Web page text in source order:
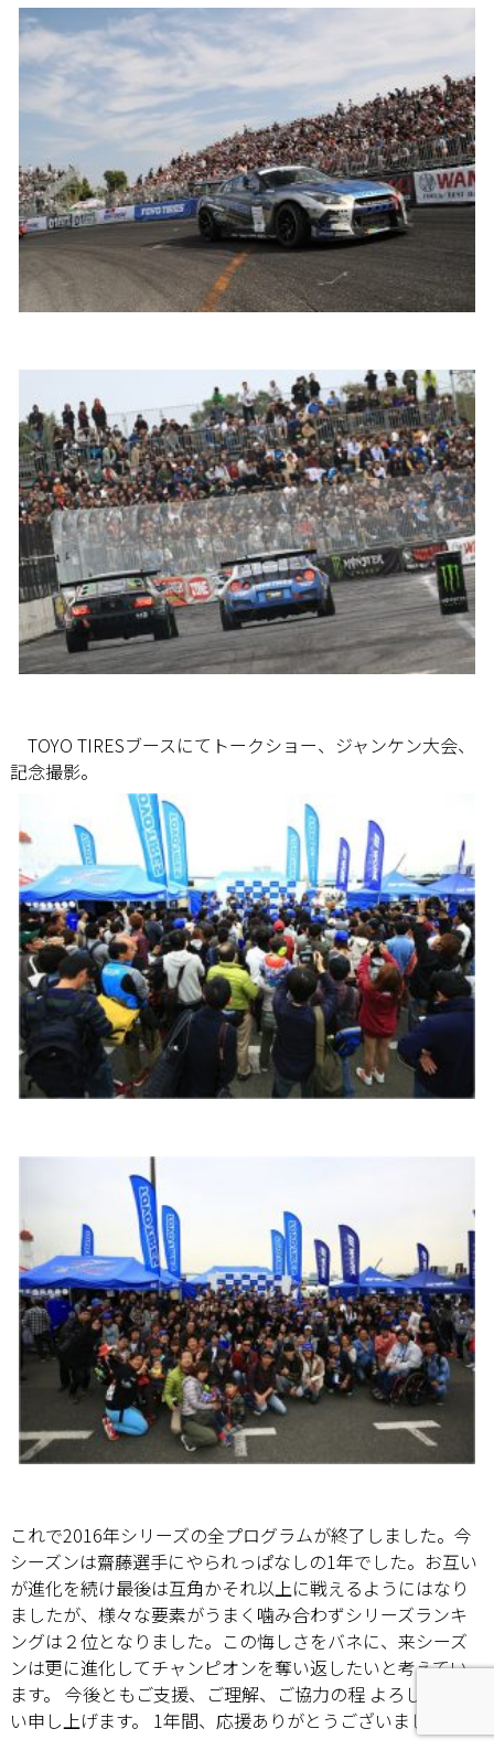
TOYO TIRESブースにてトークショー、ジャンケン大会、
記念撮影。
これで2016年シリーズの全プログラムが終了しました。今
シーズンは齋藤選手にやられっぱなしの1年でした。お互い
が進化を続け最後は互角かそれ以上に戦えるようにはなり
ましたが、様々な要素がうまく噛み合わずシリーズランキ
ングは２位となりました。この悔しさをバネに、来シーズ
ンは更に進化してチャンピオンを奪い返したいと考えてい
ます。 今後ともご支援、ご理解、ご協力の程 よろしくお願
い申し上げます。 1年間、応援ありがとうございました。